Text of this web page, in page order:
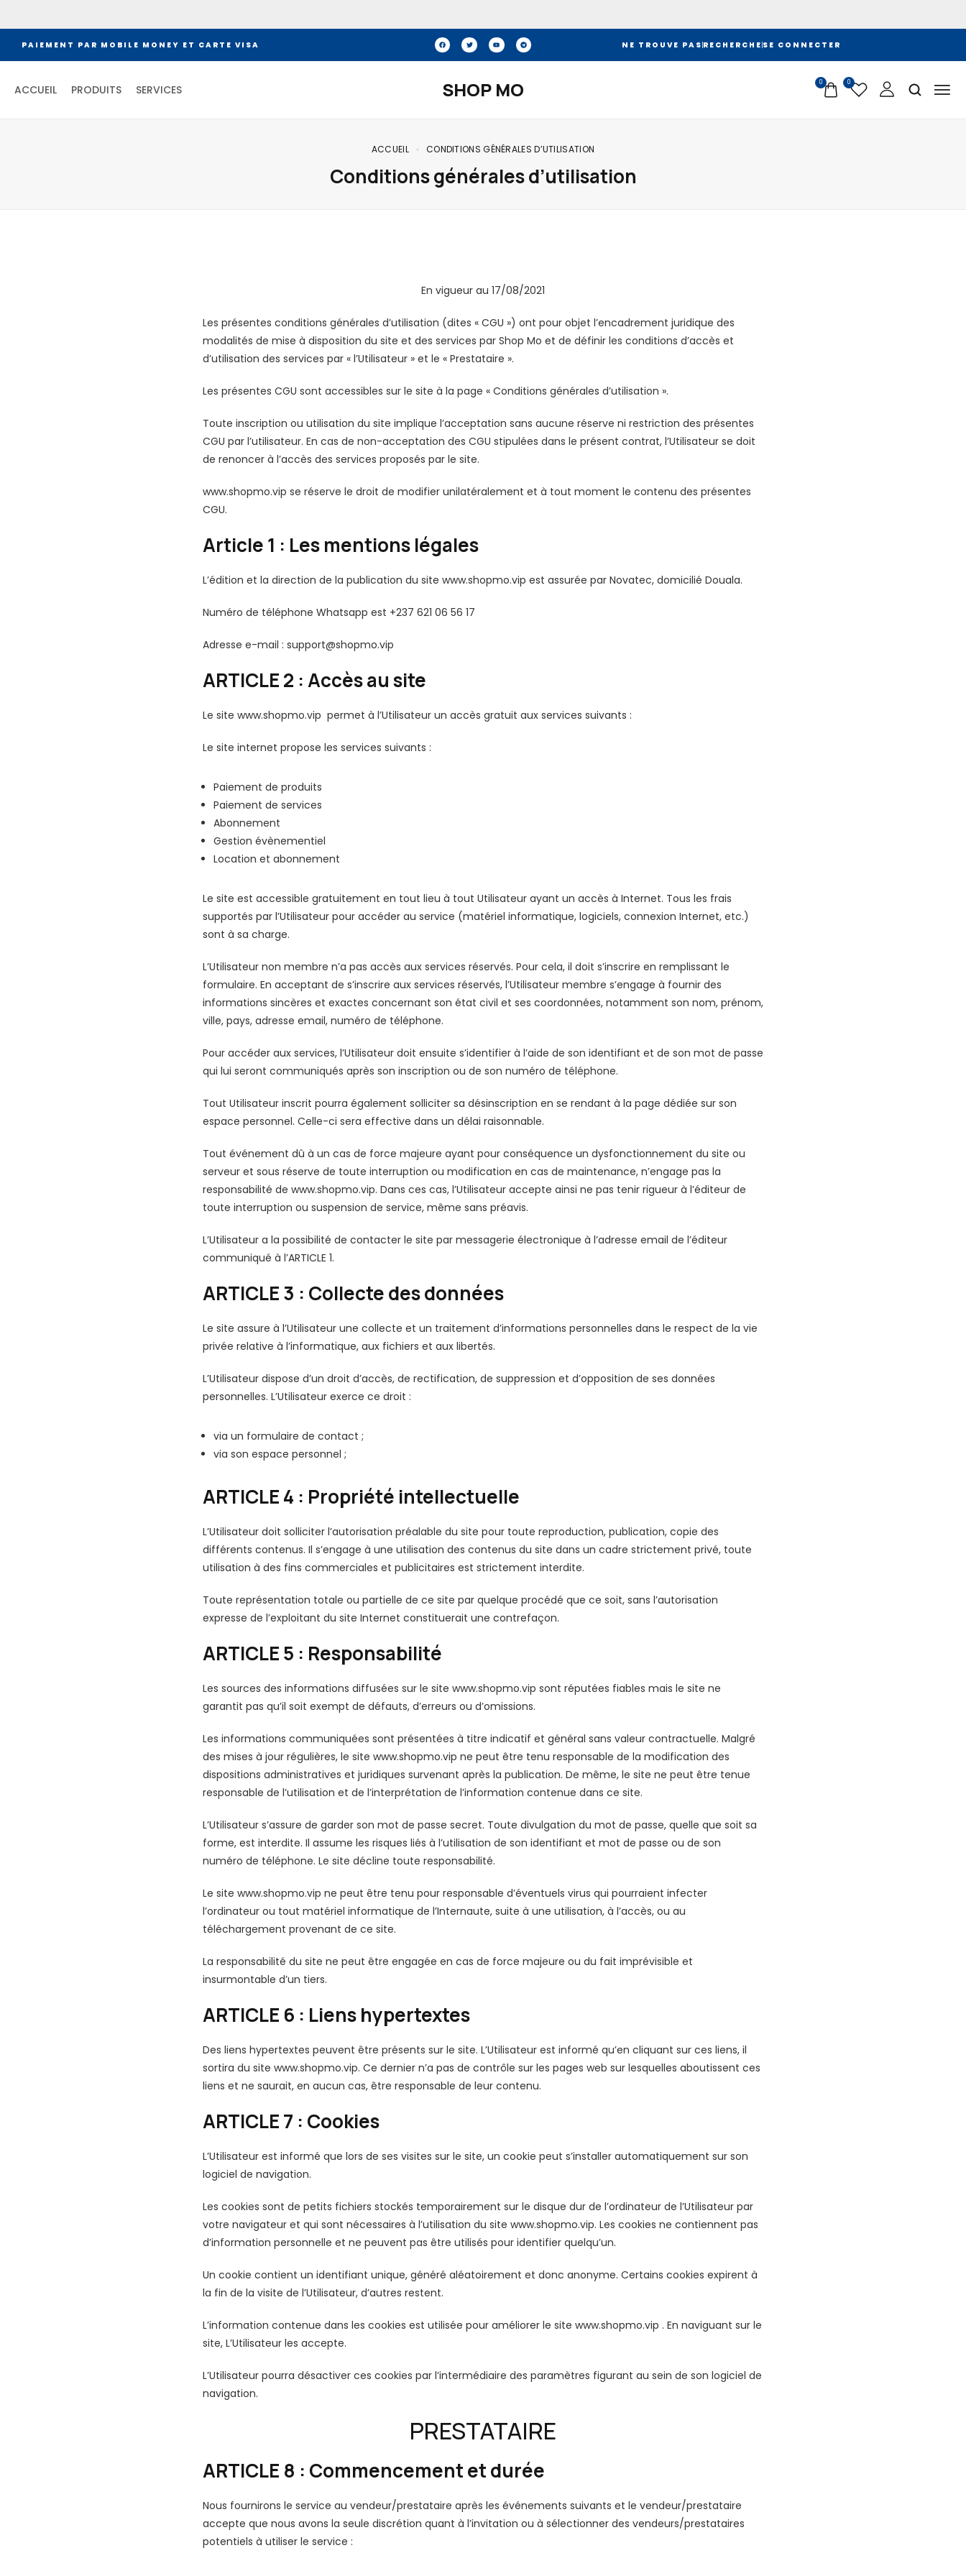
PAIEMENT PAR MOBILE MONEY ET CARTE VISA NE TROUVE PASRECHERCHESE CONNECTER
ACCUEIL PRODUITS SERVICES SHOP MO 0 0
ACCUEIL CONDITIONS GÉNÉRALES D’UTILISATION
Conditions générales d’utilisation
En vigueur au 17/08/2021
Les présentes conditions générales d’utilisation (dites « CGU ») ont pour objet l’encadrement juridique des
modalités de mise à disposition du site et des services par Shop Mo et de définir les conditions d’accès et
d’utilisation des services par « l’Utilisateur » et le « Prestataire ».
Les présentes CGU sont accessibles sur le site à la page « Conditions générales d’utilisation ».
Toute inscription ou utilisation du site implique l’acceptation sans aucune réserve ni restriction des présentes
CGU par l’utilisateur. En cas de non-acceptation des CGU stipulées dans le présent contrat, l’Utilisateur se doit
de renoncer à l’accès des services proposés par le site.
www.shopmo.vip se réserve le droit de modifier unilatéralement et à tout moment le contenu des présentes
CGU.
Article 1 : Les mentions légales
L’édition et la direction de la publication du site www.shopmo.vip est assurée par Novatec, domicilié Douala.
Numéro de téléphone Whatsapp est +237 621 06 56 17
Adresse e-mail : support@shopmo.vip
ARTICLE 2 : Accès au site
Le site www.shopmo.vip permet à l’Utilisateur un accès gratuit aux services suivants :
Le site internet propose les services suivants :
Paiement de produits
Paiement de services
Abonnement
Gestion évènementiel
Location et abonnement
Le site est accessible gratuitement en tout lieu à tout Utilisateur ayant un accès à Internet. Tous les frais
supportés par l’Utilisateur pour accéder au service (matériel informatique, logiciels, connexion Internet, etc.)
sont à sa charge.
L’Utilisateur non membre n’a pas accès aux services réservés. Pour cela, il doit s’inscrire en remplissant le
formulaire. En acceptant de s’inscrire aux services réservés, l’Utilisateur membre s’engage à fournir des
informations sincères et exactes concernant son état civil et ses coordonnées, notamment son nom, prénom,
ville, pays, adresse email, numéro de téléphone.
Pour accéder aux services, l’Utilisateur doit ensuite s’identifier à l’aide de son identifiant et de son mot de passe
qui lui seront communiqués après son inscription ou de son numéro de téléphone.
Tout Utilisateur inscrit pourra également solliciter sa désinscription en se rendant à la page dédiée sur son
espace personnel. Celle-ci sera effective dans un délai raisonnable.
Tout événement dû à un cas de force majeure ayant pour conséquence un dysfonctionnement du site ou
serveur et sous réserve de toute interruption ou modification en cas de maintenance, n’engage pas la
responsabilité de www.shopmo.vip. Dans ces cas, l’Utilisateur accepte ainsi ne pas tenir rigueur à l’éditeur de
toute interruption ou suspension de service, même sans préavis.
L’Utilisateur a la possibilité de contacter le site par messagerie électronique à l’adresse email de l’éditeur
communiqué à l’ARTICLE 1.
ARTICLE 3 : Collecte des données
Le site assure à l’Utilisateur une collecte et un traitement d’informations personnelles dans le respect de la vie
privée relative à l’informatique, aux fichiers et aux libertés.
L’Utilisateur dispose d’un droit d’accès, de rectification, de suppression et d’opposition de ses données
personnelles. L’Utilisateur exerce ce droit :
via un formulaire de contact ;
via son espace personnel ;
ARTICLE 4 : Propriété intellectuelle
L’Utilisateur doit solliciter l’autorisation préalable du site pour toute reproduction, publication, copie des
différents contenus. Il s’engage à une utilisation des contenus du site dans un cadre strictement privé, toute
utilisation à des fins commerciales et publicitaires est strictement interdite.
Toute représentation totale ou partielle de ce site par quelque procédé que ce soit, sans l’autorisation
expresse de l’exploitant du site Internet constituerait une contrefaçon.
ARTICLE 5 : Responsabilité
Les sources des informations diffusées sur le site www.shopmo.vip sont réputées fiables mais le site ne
garantit pas qu’il soit exempt de défauts, d’erreurs ou d’omissions.
Les informations communiquées sont présentées à titre indicatif et général sans valeur contractuelle. Malgré
des mises à jour régulières, le site www.shopmo.vip ne peut être tenu responsable de la modification des
dispositions administratives et juridiques survenant après la publication. De même, le site ne peut être tenue
responsable de l’utilisation et de l’interprétation de l’information contenue dans ce site.
L’Utilisateur s’assure de garder son mot de passe secret. Toute divulgation du mot de passe, quelle que soit sa
forme, est interdite. Il assume les risques liés à l’utilisation de son identifiant et mot de passe ou de son
numéro de téléphone. Le site décline toute responsabilité.
Le site www.shopmo.vip ne peut être tenu pour responsable d’éventuels virus qui pourraient infecter
l’ordinateur ou tout matériel informatique de l’Internaute, suite à une utilisation, à l’accès, ou au
téléchargement provenant de ce site.
La responsabilité du site ne peut être engagée en cas de force majeure ou du fait imprévisible et
insurmontable d’un tiers.
ARTICLE 6 : Liens hypertextes
Des liens hypertextes peuvent être présents sur le site. L’Utilisateur est informé qu’en cliquant sur ces liens, il
sortira du site www.shopmo.vip. Ce dernier n’a pas de contrôle sur les pages web sur lesquelles aboutissent ces
liens et ne saurait, en aucun cas, être responsable de leur contenu.
ARTICLE 7 : Cookies
L’Utilisateur est informé que lors de ses visites sur le site, un cookie peut s’installer automatiquement sur son
logiciel de navigation.
Les cookies sont de petits fichiers stockés temporairement sur le disque dur de l’ordinateur de l’Utilisateur par
votre navigateur et qui sont nécessaires à l’utilisation du site www.shopmo.vip. Les cookies ne contiennent pas
d’information personnelle et ne peuvent pas être utilisés pour identifier quelqu’un.
Un cookie contient un identifiant unique, généré aléatoirement et donc anonyme. Certains cookies expirent à
la fin de la visite de l’Utilisateur, d’autres restent.
L’information contenue dans les cookies est utilisée pour améliorer le site www.shopmo.vip . En naviguant sur le
site, L’Utilisateur les accepte.
L’Utilisateur pourra désactiver ces cookies par l’intermédiaire des paramètres figurant au sein de son logiciel de
navigation.
PRESTATAIRE
ARTICLE 8 : Commencement et durée
Nous fournirons le service au vendeur/prestataire après les événements suivants et le vendeur/prestataire
accepte que nous avons la seule discrétion quant à l’invitation ou à sélectionner des vendeurs/prestataires
potentiels à utiliser le service :